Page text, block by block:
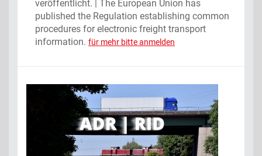
veröffentlicht. | The European Union has
published the Regulation establishing common
procedures for electronic freight transport
information. für mehr bitte anmelden